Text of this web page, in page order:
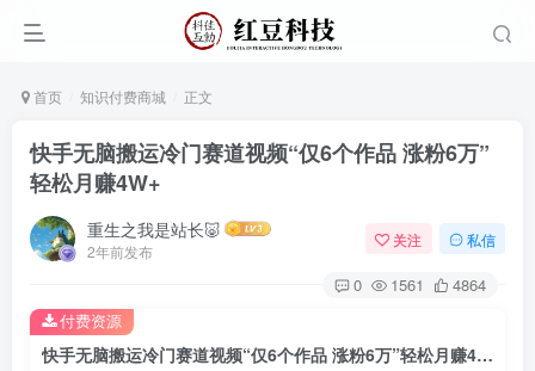
首页 知识付费商城 正文
快手无脑搬运冷门赛道视频“仅6个作品 涨粉6万”
轻松月赚4W+
重生之我是站长🐷
2年前发布
关注 私信
0 1561 4864
快手无脑搬运冷门赛道视频“仅6个作品 涨粉6万”轻松月赚4W+
付费资源